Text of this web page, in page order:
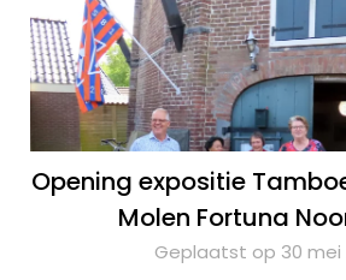
Opening expositie
Molen Fortuna
Geplaatst op 30 mei